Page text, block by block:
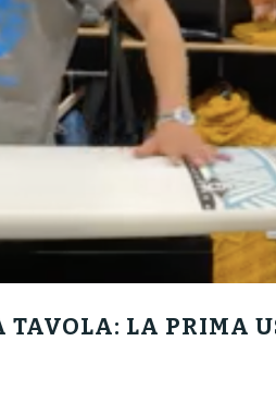
TAVOLA: LA PRIMA